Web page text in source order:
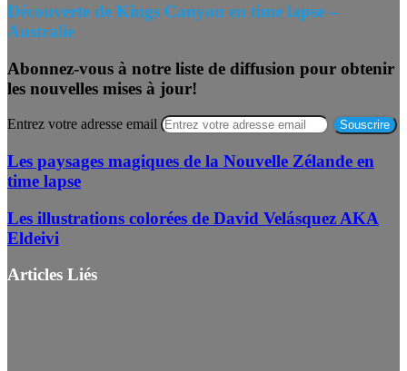
Découverte de Kings Canyon en time lapse –
Australie
Abonnez-vous à notre liste de diffusion pour obtenir
les nouvelles mises à jour!
Entrez votre adresse email
Les paysages magiques de la Nouvelle Zélande en
time lapse
Les illustrations colorées de David Velásquez AKA
Eldeivi
Articles Liés